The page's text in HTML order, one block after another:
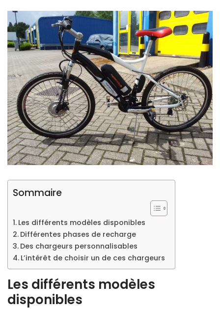
Sommaire
Les différents modèles disponibles
Différentes phases de recharge
Des chargeurs personnalisables
L’intérêt de choisir un de ces chargeurs
Les différents modèles
disponibles